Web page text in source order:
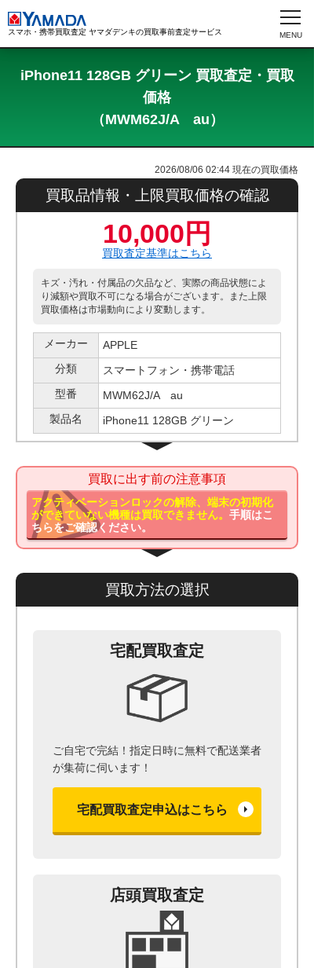
スマホ・携帯買取査定 ヤマダデンキの買取事前査定サービス
iPhone11 128GB グリーン 買取査定・買取
価格
（MWM62J/A au）
2026/08/06 02:44 現在の買取価格
買取品情報・上限買取価格の確認
10,000円
買取査定基準はこちら
キズ・汚れ・付属品の欠品など、実際の商品状態によ
り減額や買取不可になる場合がございます。また上限
買取価格は市場動向により変動します。
メーカー
APPLE
分類
スマートフォン・携帯電話
型番
MWM62J/A au
製品名
iPhone11 128GB グリーン
買取に出す前の注意事項
アクティベーションロックの解除、端末の初期化
ができていない機種は買取できません。手順はこ
ちらをご確認ください。
買取方法の選択
宅配買取査定
ご自宅で完結！指定日時に無料で配送業者
が集荷に伺います！
宅配買取査定申込はこちら
店頭買取査定